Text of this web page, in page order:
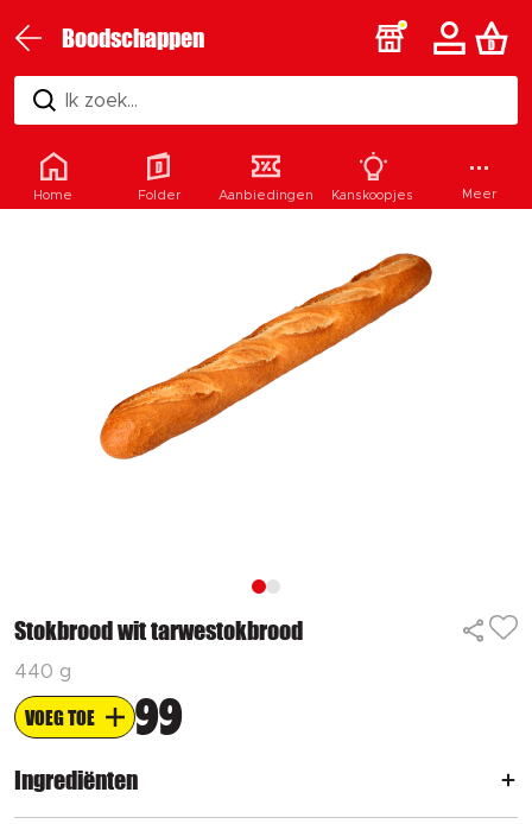
Boodschappen
Ik zoek...
Stokbrood wit tarwestokbrood
440 g
VOEG TOE 99
Ingrediënten
Home Folder Aanbiedingen Kanskoopjes Meer